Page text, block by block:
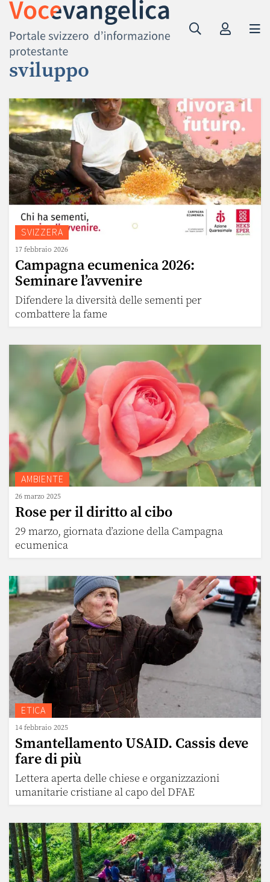
sviluppo
SVIZZERA
17 febbraio 2026
Campagna ecumenica 2026:
Seminare l’avvenire
Difendere la diversità delle sementi per
combattere la fame
AMBIENTE
26 marzo 2025
Rose per il diritto al cibo
29 marzo, giornata d’azione della Campagna
ecumenica
ETICA
14 febbraio 2025
Smantellamento USAID. Cassis deve
fare di più
Lettera aperta delle chiese e organizzazioni
umanitarie cristiane al capo del DFAE